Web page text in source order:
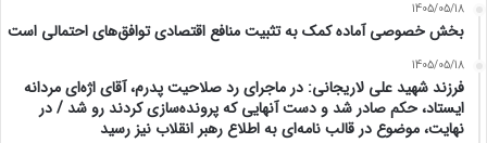
1405/05/18
بخش خصوصی آماده کمک به تثبیت منافع اقتصادی توافق‌های احتمالی است
1405/05/18
فرزند شهید علی لاریجانی: در ماجرای رد صلاحیت پدرم، آقای اژه‌ای مردانه
ایستاد، حکم صادر شد و دست آنهایی که پرونده‌سازی کردند رو شد / در
نهایت، موضوع در قالب نامه‌ای به اطلاع رهبر انقلاب نیز رسید